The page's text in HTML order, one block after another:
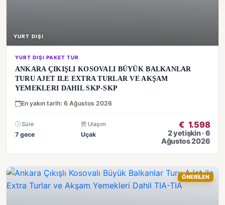
YURT DIŞI
YURT DIŞI PAKET TUR
ANKARA ÇIKIŞLI KOSOVALI BÜYÜK BALKANLAR
TURU AJET ILE EXTRA TURLAR VE AKŞAM
YEMEKLERI DAHIL SKP-SKP
En yakın tarih: 6 Ağustos 2026
Süre
7 gece
Ulaşım
Uçak
€ 1.598
2 yetişkin · 6
Ağustos 2026
ÖNERİLEN